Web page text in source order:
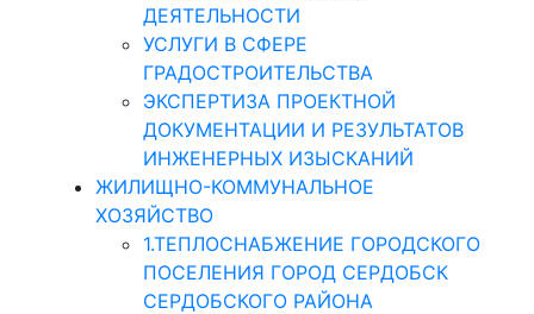
ДЕЯТЕЛЬНОСТИ
УСЛУГИ В СФЕРЕ
ГРАДОСТРОИТЕЛЬСТВА
ЭКСПЕРТИЗА ПРОЕКТНОЙ
ДОКУМЕНТАЦИИ И РЕЗУЛЬТАТОВ
ИНЖЕНЕРНЫХ ИЗЫСКАНИЙ
ЖИЛИЩНО-КОММУНАЛЬНОЕ
ХОЗЯЙСТВО
1.ТЕПЛОСНАБЖЕНИЕ ГОРОДСКОГО
ПОСЕЛЕНИЯ ГОРОД СЕРДОБСК
СЕРДОБСКОГО РАЙОНА